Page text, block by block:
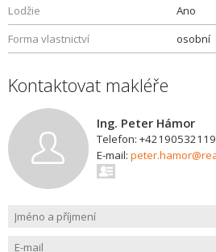
Lodžie
Ano
Forma vlastnictví
osobní
Kontaktovat makléře
Ing. Peter Hámor
Telefon:
E-mail: